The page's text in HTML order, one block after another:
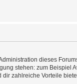
dieses
stehen: zum
zahlreiche Vorteile